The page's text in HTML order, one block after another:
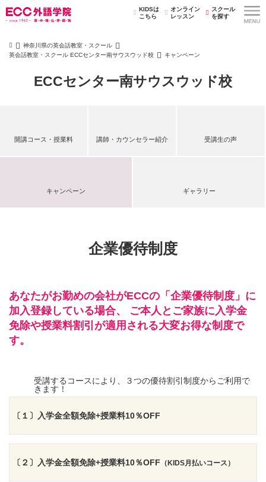
KIDSは
こちら
オンライン
レッスン
スクール
を探す
神奈川県の英会話教室・スクール
英会話教室・スクール ECCセンター南サウスウッド校
キャンペーン
ECCセンター南サウスウッド校
開講コース・授業料 講師・カウンセラー紹介 受講生の声
キャンペーン ギャラリー
企業優待制度
あなたがお勤めの会社がECCの「企業優待制度」に
加入登録している場合、
ご本人とご家族に入学金
免除や授業料割引が適用される大変お得な制度で
す。
受講するコースにより、３つの優待割引制度からご利用で
きます！
〔１〕入学金全額免除+授業料10％OFF
〔２〕入学金全額免除+授業料10％OFF （KIDS月払いコース）